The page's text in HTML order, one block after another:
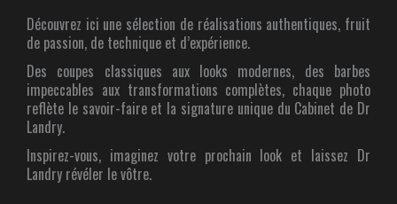
Découvrez ici une sélection de réalisations authentiques, fruit
de passion, de technique et d’expérience.
Des coupes classiques aux looks modernes, des barbes
impeccables aux transformations complètes, chaque photo
reflète le savoir-faire et la signature unique du Cabinet de Dr
Landry.
Inspirez-vous, imaginez votre prochain look et laissez Dr
Landry révéler le vôtre.